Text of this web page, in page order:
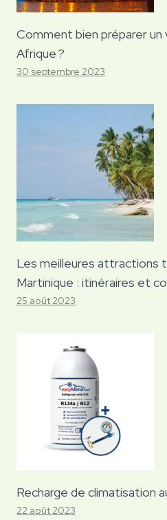
Comment bien préparer
Afrique ?
30 septembre 2023
Les meilleures attractions
Martinique : itinéraires et
25 août 2023
Recharge de climatisation
22 août 2023